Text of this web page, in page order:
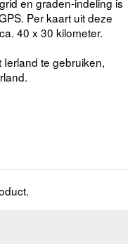
Per kaart uit deze
40 x 30 kilometer.
te gebruiken,